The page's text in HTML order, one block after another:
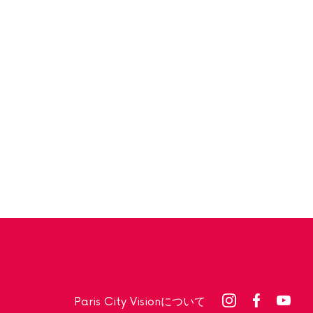
Paris City Visionについて